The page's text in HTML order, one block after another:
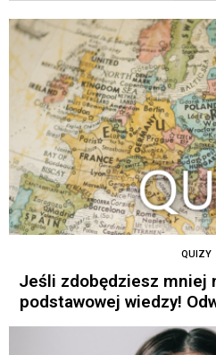
QUIZY
Jeśli zdobędziesz mniej
podstawowej wiedzy!